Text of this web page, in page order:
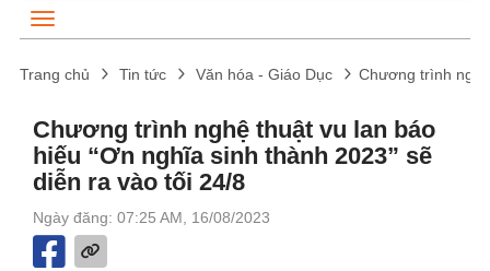
Trang chủ Tin tức Văn hóa - Giáo Dục Chương trình
Chương trình nghệ thuật vu lan báo
hiếu “Ơn nghĩa sinh thành 2023” sẽ
diễn ra vào tối 24/8
Ngày đăng: 07:25 AM, 16/08/2023